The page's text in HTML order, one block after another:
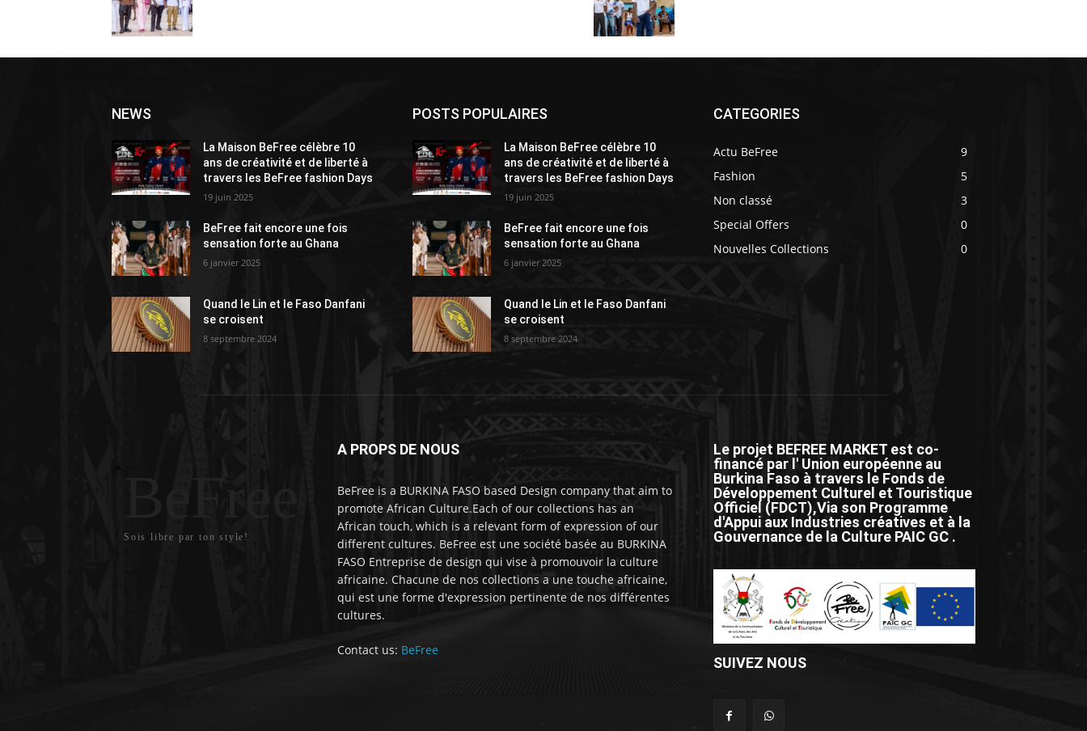
NEWS
La Maison BeFree célèbre 10
ans de créativité et de liberté à
travers les BeFree fashion Days
19 juin 2025
BeFree fait encore une fois
sensation forte au Ghana
6 janvier 2025
Quand le Lin et le Faso Danfani
se croisent
8 septembre 2024
POSTS POPULAIRES
La Maison BeFree célèbre 10
ans de créativité et de liberté à
travers les BeFree fashion Days
19 juin 2025
BeFree fait encore une fois
sensation forte au Ghana
6 janvier 2025
Quand le Lin et le Faso Danfani
se croisent
8 septembre 2024
CATEGORIES
Actu BeFree
9
Fashion
5
Non classé
3
Special Offers
0
Nouvelles Collections
0
Sois libre par ton style!
A PROPS DE NOUS
BeFree is a BURKINA FASO based Design company that aim to
promote African Culture.Each of our collections has an
African touch, which is a relevant form of expression of our
different cultures. BeFree est une société basée au BURKINA
FASO Entreprise de design qui vise à promouvoir la culture
africaine. Chacune de nos collections a une touche africaine,
qui est une forme d'expression pertinente de nos différentes
cultures.
Contact us: BeFree
Le projet BEFREE MARKET est co-
financé par l' Union européenne au
Burkina Faso à travers le Fonds de
Développement Culturel et Touristique
Officiel (FDCT),Via son Programme
d'Appui aux Industries créatives et à la
Gouvernance de la Culture PAIC GC .
SUIVEZ NOUS